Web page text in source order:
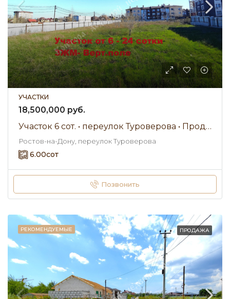
УЧАСТКИ
18,500,000 руб.
Участок 6 сот. • переулок Туроверова • Продажа
Ростов-на-Дону, переулок Туроверова
6.00сот
Позвонить
РЕКОМЕНДУЕМЫЕ ПРОДАЖА